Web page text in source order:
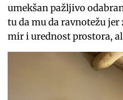
umekšan pažljivo
tu da mu da ravnotežu
mir i urednost prostora,